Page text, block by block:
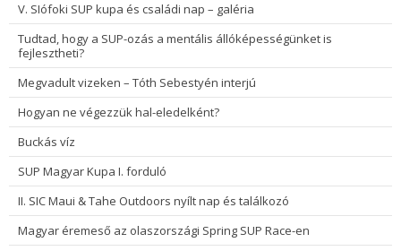
V. SIófoki SUP kupa és családi nap – galéria
Tudtad, hogy a SUP-ozás a mentális állóképességünket is
fejlesztheti?
Megvadult vizeken – Tóth Sebestyén interjú
Hogyan ne végezzük hal-eledelként?
Buckás víz
SUP Magyar Kupa I. forduló
II. SIC Maui & Tahe Outdoors nyílt nap és találkozó
Magyar éremeső az olaszországi Spring SUP Race-en